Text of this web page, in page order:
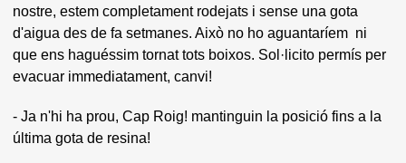
nostre, estem completament rodejats i sense una gota
d'aigua des de fa setmanes. Això no ho aguantaríem ni
que ens haguéssim tornat tots boixos. Sol·licito permís per
evacuar immediatament, canvi!
- Ja n'hi ha prou, Cap Roig! mantinguin la posició fins a la
última gota de resina!